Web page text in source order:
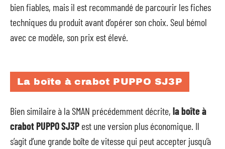
bien fiables, mais il est recommandé de parcourir les fiches
techniques du produit avant d’opérer son choix. Seul bémol
avec ce modèle, son prix est élevé.
La boîte à crabot PUPPO SJ3P
Bien similaire à la SMAN précédemment décrite, la boîte à
crabot PUPPO SJ3P est une version plus économique. Il
s’agit d’une grande boîte de vitesse qui peut accepter jusqu’à